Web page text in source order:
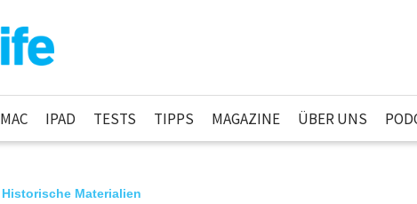
MAC IPAD TESTS TIPPS MAGAZINE ÜBER UNS
Historische Materialien